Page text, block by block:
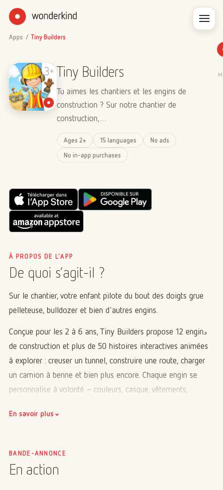
Apps / Tiny Builders
Tiny Builders
Tu aimes les chantiers et les engins de
construction ? Sur notre chantier de
construction,…
Ages 2+ 15 languages
No ads
No in-app purchases
À PROPOS DE L’APP
De quoi s’agit-il ?
Sur le chantier, votre enfant pilote du bout des doigts grue,
pelleteuse, bulldozer et bien d'autres engins.
Conçue pour les 2 à 6 ans, Tiny Builders propose 12 engins
de construction et plus de 50 histoires interactives animées
à explorer : creuser un tunnel, construire une route, charger
un camion à benne et bien plus encore. Chaque engin se
personnalise à volonté – couleurs, casque, vêtements,
possibles. Disponible en 15 langues, l'app est sans publicité
En savoir plus ⌄
BANDE-ANNONCE
En action